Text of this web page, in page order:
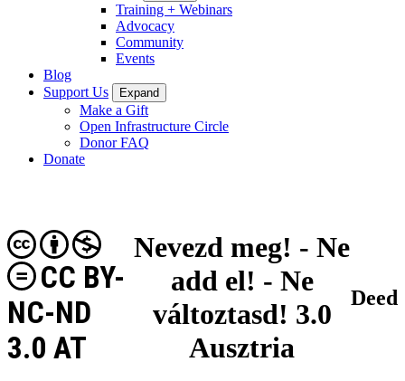
Training + Webinars
Advocacy
Community
Events
Blog
Support Us
Expand
Make a Gift
Open Infrastructure Circle
Donor FAQ
Donate
Nevezd meg! - Ne
add el! - Ne
változtasd! 3.0
Ausztria
CC BY-
NC-ND
3.0 AT
Deed